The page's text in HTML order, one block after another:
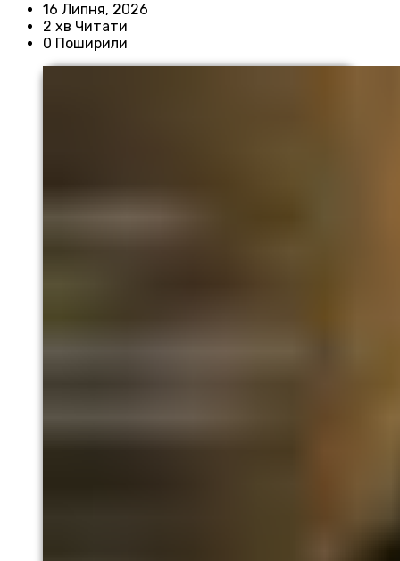
16 Липня, 2026
2 хв Читати
0 Поширили